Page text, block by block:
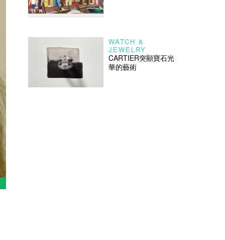
WATCH &
JEWELRY
CARTIER突顯寶石光
華的藝術